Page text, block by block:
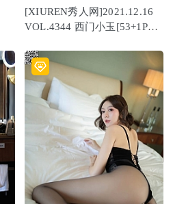
[XIUREN秀人网]2021.12.16
VOL.4344 西门小玉[53+1P／